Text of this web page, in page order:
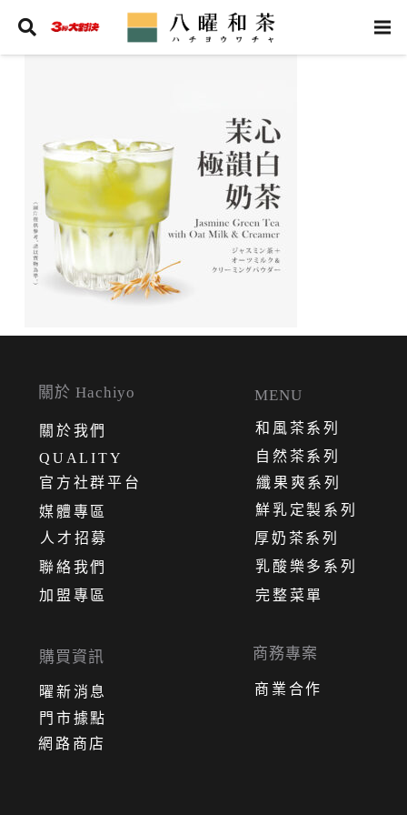
人才招募
關於 Hachiyo
關 於我們
QUALITY
官方社群平台
媒體專區
網路商店
門市據點
曜新消息
購買資訊
聯絡我們
加盟專區
商務專案
商業合作
乳酸樂多系列
厚奶茶系列
鮮乳定製系列
纖果爽系列
自然茶系列
和風茶系列
MENU
完整菜單